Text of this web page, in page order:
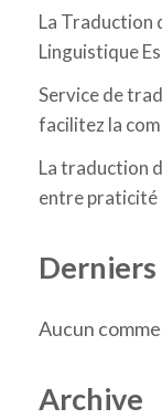
La Traduction
Linguistique
Service de
facilitez la
La traduction
entre praticité
Aucun
Archive